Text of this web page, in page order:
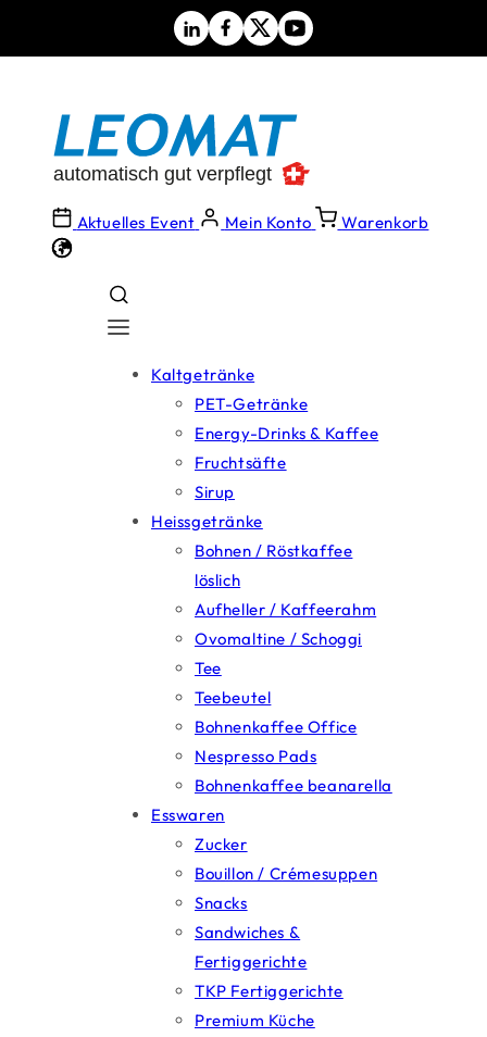
Aktuelles Event Mein Konto Warenkorb
Kaltgetränke
PET-Getränke
Energy-Drinks & Kaffee
Fruchtsäfte
Sirup
Heissgetränke
Bohnen / Röstkaffee
löslich
Aufheller / Kaffeerahm
Ovomaltine / Schoggi
Tee
Teebeutel
Bohnenkaffee Office
Nespresso Pads
Bohnenkaffee beanarella
Esswaren
Zucker
Bouillon / Crémesuppen
Snacks
Sandwiches &
Fertiggerichte
TKP Fertiggerichte
Premium Küche